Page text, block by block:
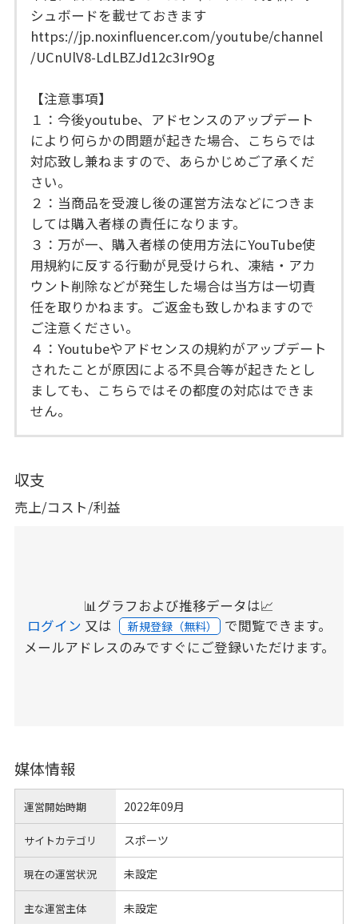
シュボードを載せておきます
https://jp.noxinfluencer.com/youtube/channel
/UCnUlV8-LdLBZJd12c3Ir9Og
【注意事項】
１：今後youtube、アドセンスのアップデート
により何らかの問題が起きた場合、こちらでは
対応致し兼ねますので、あらかじめご了承くだ
さい。
２：当商品を受渡し後の運営方法などにつきま
しては購入者様の責任になります。
３：万が一、購入者様の使用方法にYouTube使
用規約に反する行動が見受けられ、凍結・アカ
ウント削除などが発生した場合は当方は一切責
任を取りかねます。ご返金も致しかねますので
ご注意ください。
４：Youtubeやアドセンスの規約がアップデート
されたことが原因による不具合等が起きたとし
ましても、こちらではその都度の対応はできま
せん。
収支
売上/コスト/利益
📊グラフおよび推移データは📈
ログイン 又は 新規登録（無料） で閲覧できます。
メールアドレスのみですぐにご登録いただけます。
媒体情報
運営開始時期 2022年09月
サイトカテゴリ スポーツ
現在の運営状況 未設定
主な運営主体 未設定